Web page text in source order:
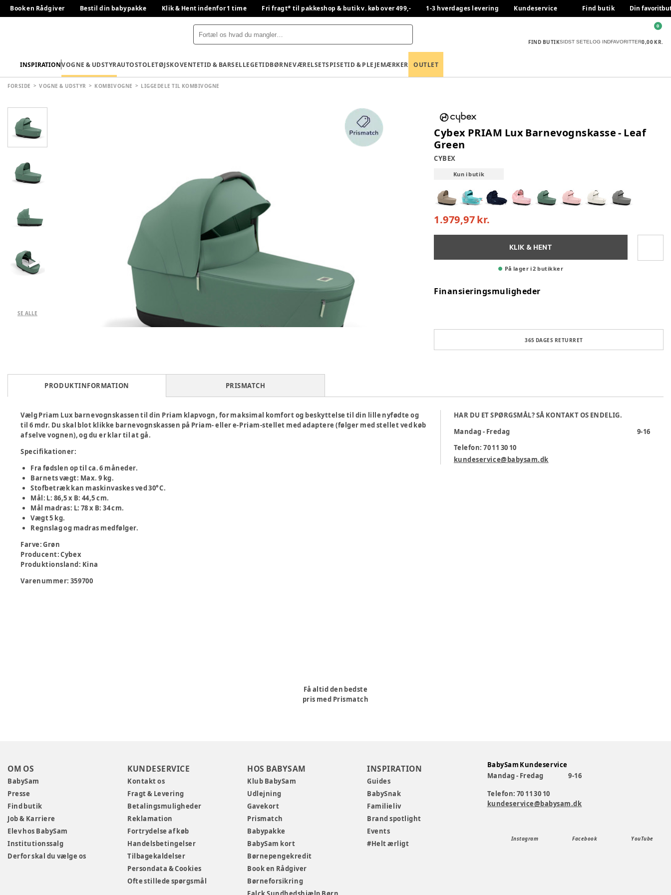
Book en Rådgiver Bestil din babypakke Klik & Hent indenfor 1 time Fri fragt* til pakkeshop & butik v. køb over 499,- 1-3 hverdages levering Kundeservice Find butik Din
FIND BUTIKSIDST SETELOG INDFAVORITTER0,00 KR.
0
INSPIRATIONVOGNE & UDSTYRAUTOSTOLETØJSKOVENTETID & BARSELLEGETIDBØRNEVÆRELSETSPISETID & PLEJEMÆRKER OUTLET
FORSIDE VOGNE & UDSTYR KOMBIVOGNE LIGGEDELE TIL KOMBIVOGNE
SE ALLE
Cybex PRIAM Lux Barnevognskasse - Leaf
Green
CYBEX
Kun i butik
1.979,97 kr.
KLIK & HENT
På lager i 2 butikker
Finansieringsmuligheder
365 DAGES RETURRET
PRODUKTINFORMATION PRISMATCH
Vælg Priam Lux barnevognskassen til din Priam klapvogn, for maksimal komfort og beskyttelse til din lille nyfødte og
til 6 mdr. Du skal blot klikke barnevognskassen på Priam- eller e-Priam-stellet med adaptere (følger med stellet ved køb
af selve vognen), og du er klar til at gå.
Specifikationer:
Fra fødslen op til ca. 6 måneder.
Barnets vægt: Max. 9 kg.
Stofbetræk kan maskinvaskes ved 30°C.
Mål: L: 86,5 x B: 44,5 cm.
Mål madras: L: 78 x B: 34 cm.
Vægt 5 kg.
Regnslag og madras medfølger.
Farve:Grøn
Producent:Cybex
Produktionsland: Kina
Varenummer: 359700
HAR DU ET SPØRGSMÅL? SÅ KONTAKT OS ENDELIG.
Mandag - Fredag
9-16
Telefon: 70 11 30 10
kundeservice@babysam.dk
Få altid den bedste
pris med Prismatch
OM OS
BabySam
Presse
Find butik
Job & Karriere
Elev hos BabySam
Institutionssalg
Derfor skal du vælge os
KUNDESERVICE
Kontakt os
Fragt & Levering
Betalingsmuligheder
Reklamation
Fortrydelse af køb
Handelsbetingelser
Tilbagekaldelser
Persondata & Cookies
Ofte stillede spørgsmål
HOS BABYSAM
Klub BabySam
Udlejning
Gavekort
Prismatch
Babypakke
BabySam kort
Børnepengekredit
Book en Rådgiver
Børneforsikring
INSPIRATION
Guides
BabySnak
Familieliv
Brand spotlight
Events
#Helt ærligt
BabySam Kundeservice
Mandag - Fredag
9-16
Telefon: 70 11 30 10
kundeservice@babysam.dk
Instagram Facebook YouTube